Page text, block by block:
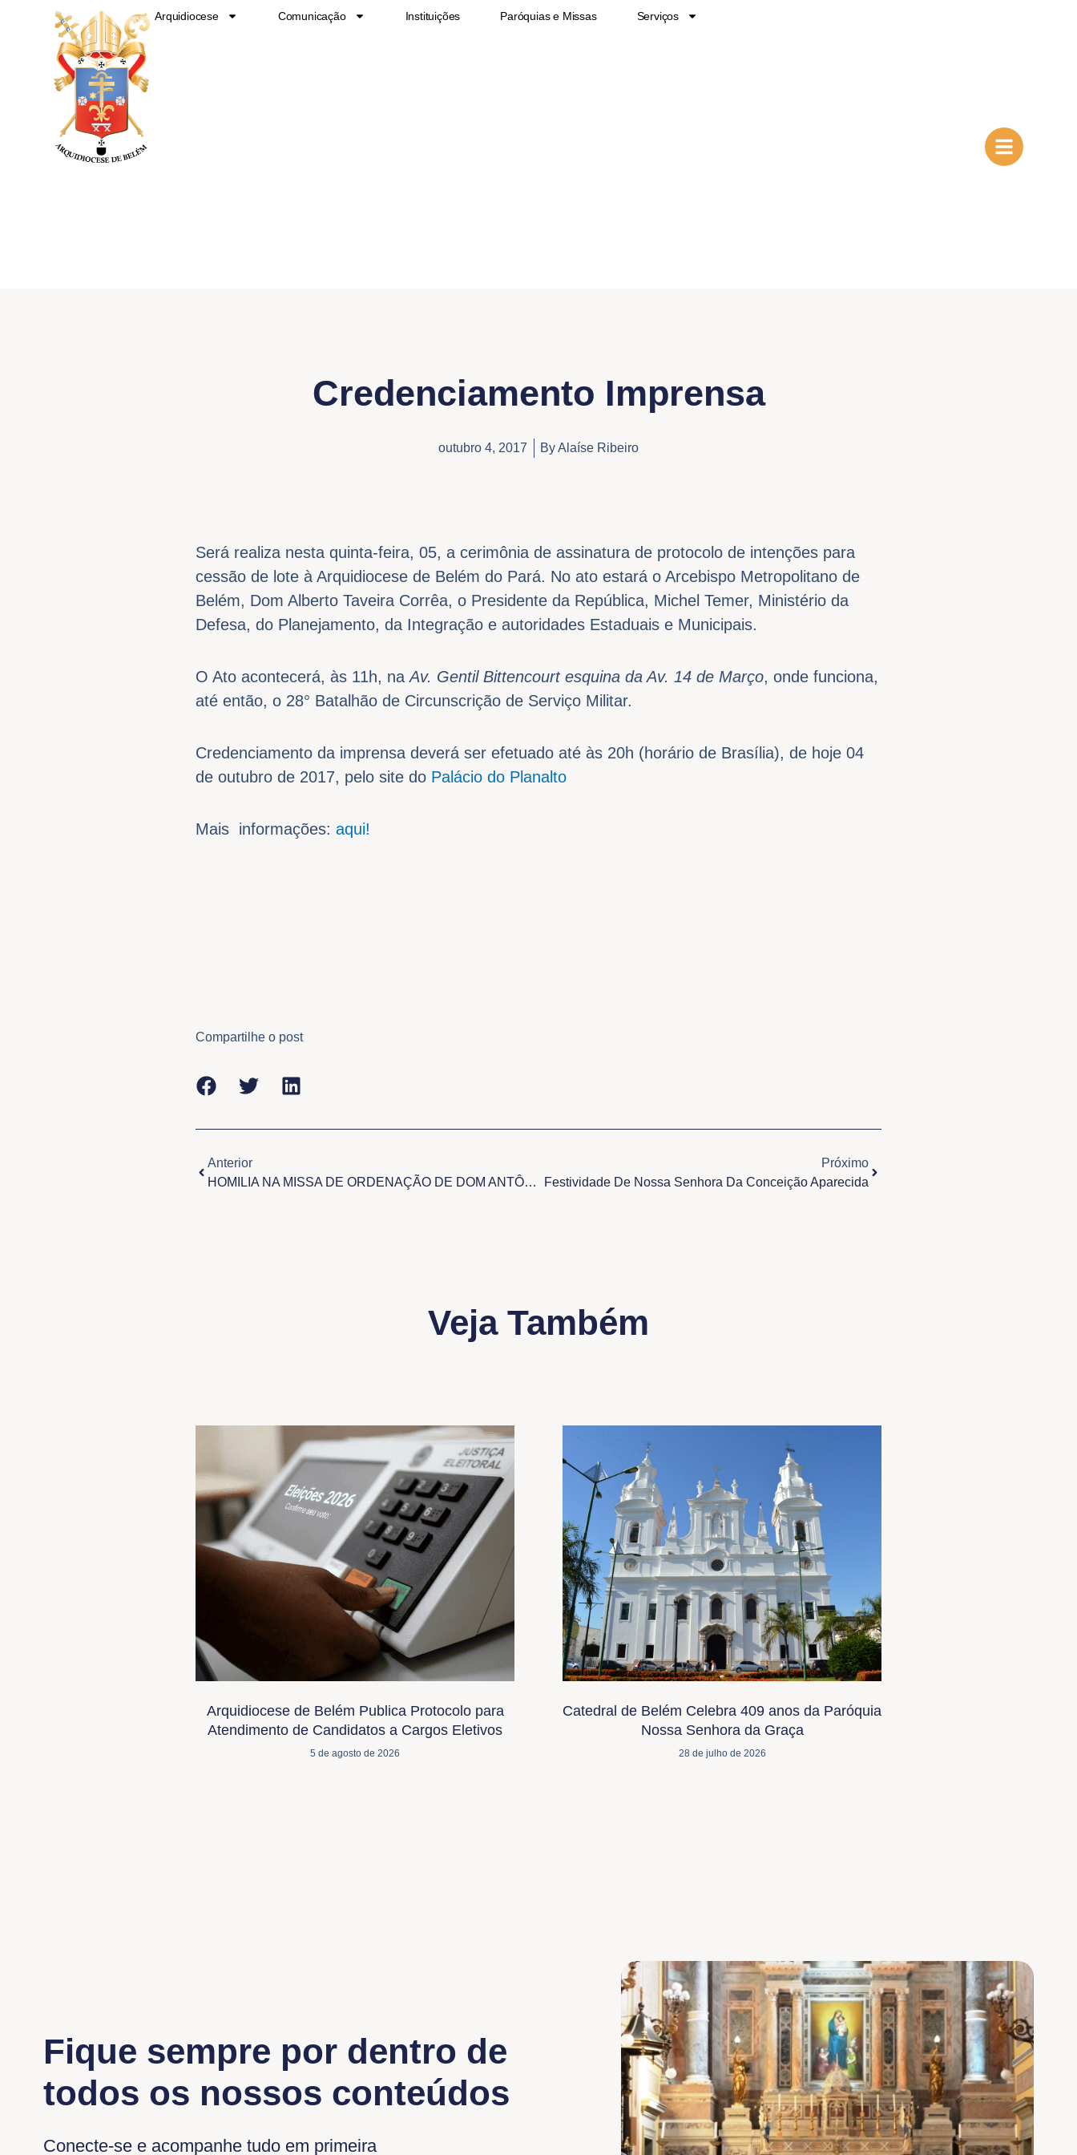
Arquidiocese Comunicação Instituições Paróquias e Missas Serviços
Credenciamento Imprensa
outubro 4, 2017 ByAlaíse Ribeiro
Será realiza nesta quinta-feira, 05, a cerimônia de assinatura de protocolo de intenções para
cessão de lote à Arquidiocese de Belém do Pará. No ato estará o Arcebispo Metropolitano de
Belém, Dom Alberto Taveira Corrêa, o Presidente da República, Michel Temer, Ministério da
Defesa, do Planejamento, da Integração e autoridades Estaduais e Municipais.
O Ato acontecerá, às 11h, naAv. Gentil Bittencourt esquina da Av. 14 de Março, onde funciona,
até então, o 28° Batalhão de Circunscrição de Serviço Militar.
Credenciamento da imprensa deverá ser efetuado até às 20h (horário de Brasília), de hoje 04
de outubro de 2017, pelo site do Palácio do Planalto
Mais informações: aqui!
Compartilhe o post
Anterior
HOMILIA NA MISSA DE ORDENAÇÃO DE DOM ANTÔNIO DE ASSIS RIBEIRO
Próximo
Festividade De Nossa Senhora Da Conceição Aparecida
Veja Também
Arquidiocese de Belém Publica Protocolo para
Atendimento de Candidatos a Cargos Eletivos
5 de agosto de 2026
Catedral de Belém Celebra 409 anos da Paróquia
Nossa Senhora da Graça
28 de julho de 2026
Fique sempre por dentro de
todos os nossos conteúdos
Conecte-se e acompanhe tudo em primeira